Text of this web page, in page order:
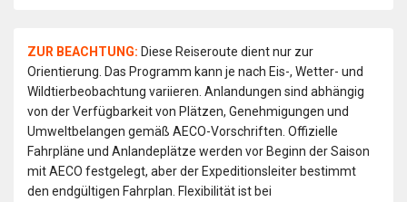
ZUR BEACHTUNG: Diese Reiseroute dient nur zur
Orientierung. Das Programm kann je nach Eis-, Wetter- und
Wildtierbeobachtung variieren. Anlandungen sind abhängig
von der Verfügbarkeit von Plätzen, Genehmigungen und
Umweltbelangen gemäß AECO-Vorschriften. Offizielle
Fahrpläne und Anlandeplätze werden vor Beginn der Saison
mit AECO festgelegt, aber der Expeditionsleiter bestimmt
den endgültigen Fahrplan. Flexibilität ist bei